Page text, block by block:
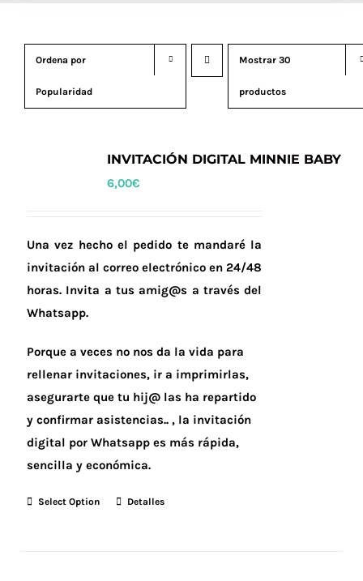
Ordena por
Popularidad
Mostrar 30
productos
INVITACIÓN DIGITAL MINNIE BABY
6,00€
Una vez hecho el pedido te mandaré la
invitación al correo electrónico en 24/48
horas. Invita a tus amig@s a través del
Whatsapp.
Porque a veces no nos da la vida para
rellenar invitaciones, ir a imprimirlas,
asegurarte que tu hij@ las ha repartido
y confirmar asistencias.. , la invitación
digital por Whatsapp es más rápida,
sencilla y económica.
Select Option Detalles